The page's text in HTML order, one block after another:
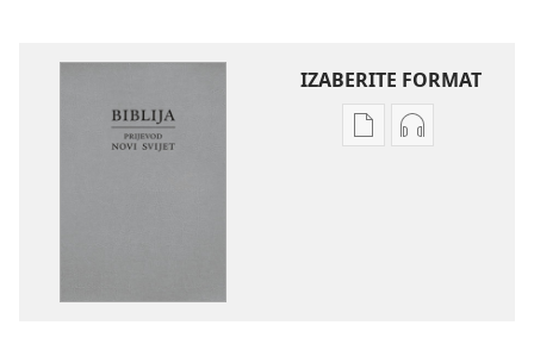
IZABERITE FORMAT
PostavkePostavke